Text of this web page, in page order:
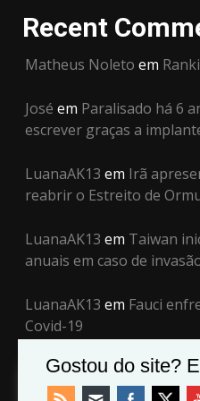
Recent
Matheus Noleto em
José em Paralisado há 6
escrever graças a
LuanaAK13 em Irã
reabrir o Estreito de
LuanaAK13 em Taiwan
anuais em caso de
LuanaAK13 em Fauci
Covid-19
Archives
Gostou do site?